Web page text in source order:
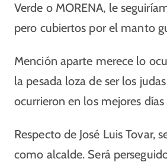
Verde o MORENA, le
pero cubiertos por el manto
Mención aparte merece lo
la pesada loza de ser los
ocurrieron en los mejores
Respecto de José Luis
como alcalde. Será